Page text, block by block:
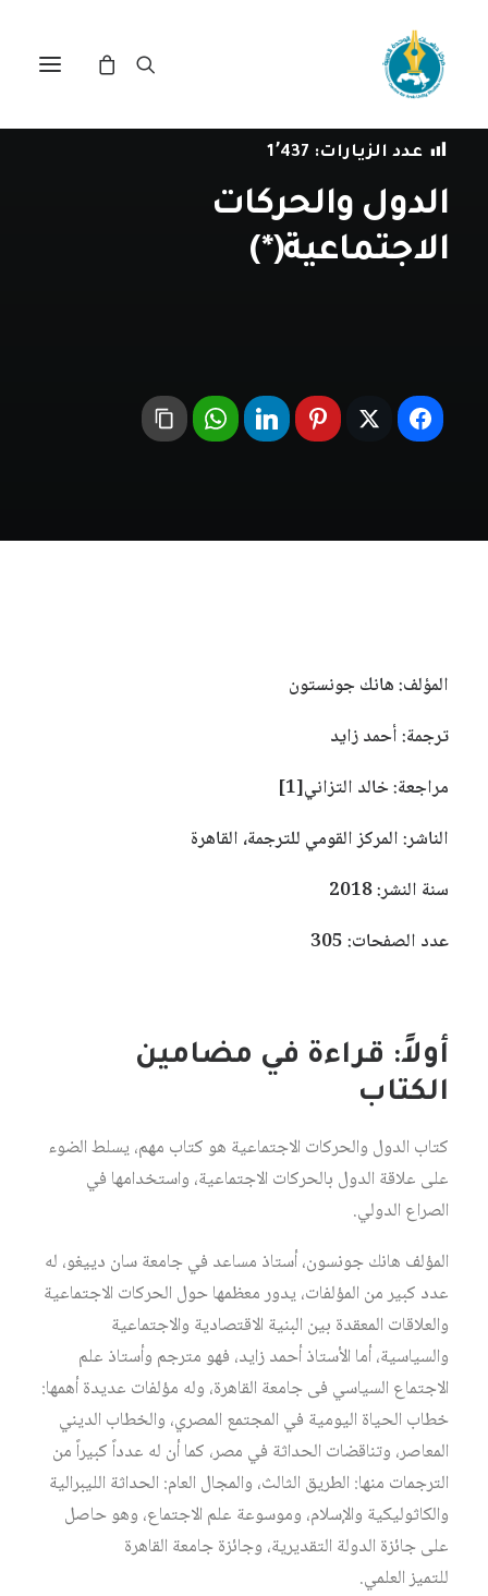
فيمراجعة اصدارات
عدد الزيارات: 1٬437
الدول والحركات
الاجتماعية(*)
المؤلف: هانك جونستون
ترجمة: أحمد زايد
مراجعة: خالد التزاني‏[1]
الناشر: المركز القومي للترجمة، القاهرة
سنة النشر: 2018
عدد الصفحات: 305
أولاً: قراءة في مضامين
الكتاب
كتاب الدول والحركات الاجتماعية هو كتاب مهم، يسلط الضوء
على علاقة الدول بالحركات الاجتماعية، واستخدامها في
الصراع الدولي.
المؤلف هانك جونسون، أستاذ مساعد في جامعة سان دييغو، له
عدد كبير من المؤلفات، يدور معظمها حول الحركات الاجتماعية
والعلاقات المعقدة بين البنية الاقتصادية والاجتماعية
والسياسية، أما الأستاذ أحمد زايد، فهو مترجم وأستاذ علم
الاجتماع السياسي فى جامعة القاهرة، وله مؤلفات عديدة أهمها:
خطاب الحياة اليومية في المجتمع المصري، والخطاب الديني
المعاصر، وتناقضات الحداثة في مصر، كما أن له عدداً كبيراً من
الترجمات منها: الطريق الثالث، والمجال العام: الحداثة الليبرالية
والكاثوليكية والإسلام، وموسوعة علم الاجتماع، وهو حاصل
على جائزة الدولة التقديرية، وجائزة جامعة القاهرة
للتميز العلمي.